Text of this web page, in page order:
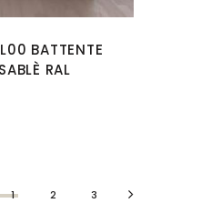
BATTENTE
RAL
1 2 3